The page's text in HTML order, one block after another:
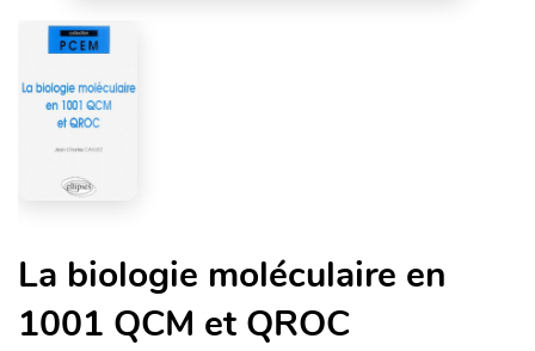
La biologie moléculaire en
1001 QCM et QROC